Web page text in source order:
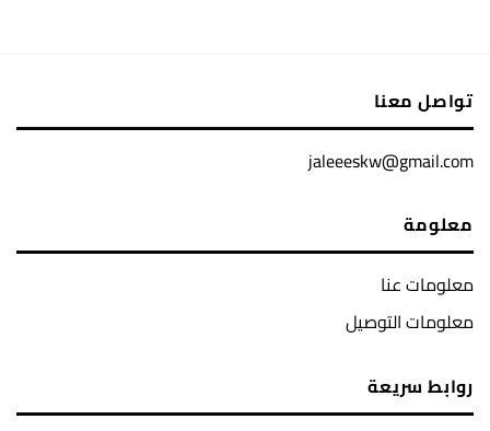
تواصل معنا
jaleeeskw@gmail.com
معلومة
معلومات عنا
معلومات التوصيل
روابط سريعة